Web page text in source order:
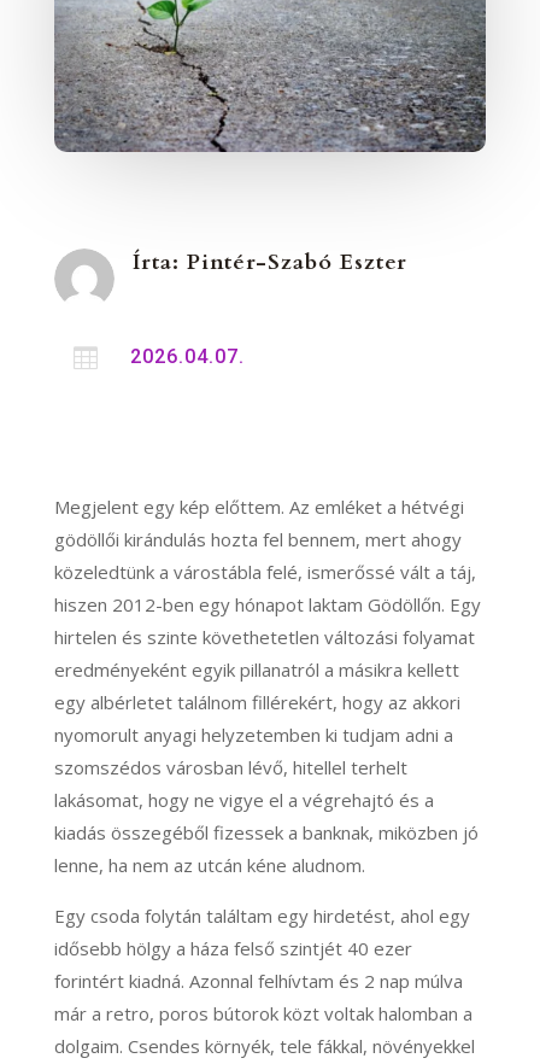
Írta: Pintér-Szabó Eszter
 2026.04.07.
Megjelent egy kép előttem. Az emléket a hétvégi
gödöllői kirándulás hozta fel bennem, mert ahogy
közeledtünk a várostábla felé, ismerőssé vált a táj,
hiszen 2012-ben egy hónapot laktam Gödöllőn. Egy
hirtelen és szinte követhetetlen változási folyamat
eredményeként egyik pillanatról a másikra kellett
egy albérletet találnom fillérekért, hogy az akkori
nyomorult anyagi helyzetemben ki tudjam adni a
szomszédos városban lévő, hitellel terhelt
lakásomat, hogy ne vigye el a végrehajtó és a
kiadás összegéből fizessek a banknak, miközben jó
lenne, ha nem az utcán kéne aludnom.
Egy csoda folytán találtam egy hirdetést, ahol egy
idősebb hölgy a háza felső szintjét 40 ezer
forintért kiadná. Azonnal felhívtam és 2 nap múlva
már a retro, poros bútorok közt voltak halomban a
dolgaim. Csendes környék, tele fákkal, növényekkel